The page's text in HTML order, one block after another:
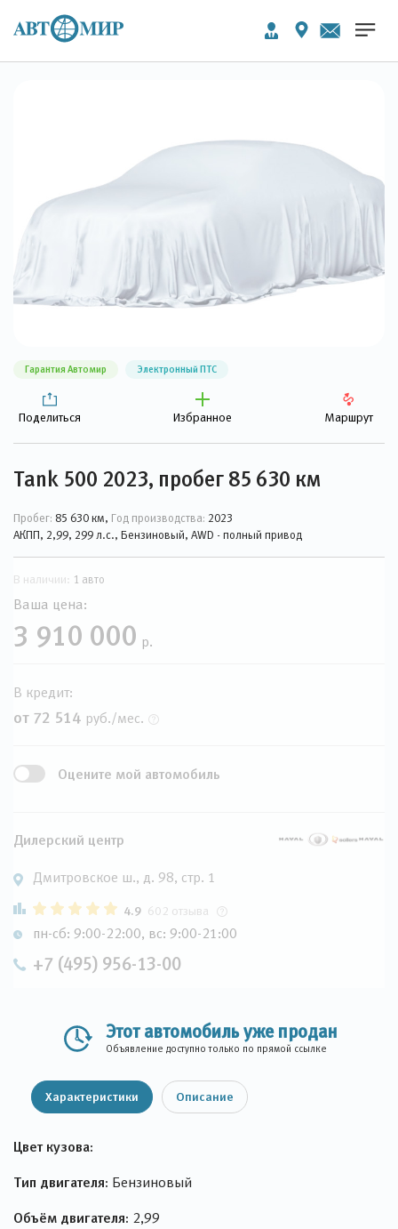
Гарантия Автомир Электронный ПТС
Поделиться Избранное Маршрут
Tank 500 2023, пробег 85 630 км
Пробег: 85 630 км, Год производства: 2023
АКПП, 2,99, 299 л.с., Бензиновый, AWD - полный привод
В наличии: 1 авто
Ваша цена:
3 910 000 р.
В кредит:
от 72 514 руб./мес.
Оцените мой автомобиль
Дилерский центр
Дмитровское ш., д. 98, стр. 1
4.9 602 отзыва
пн-сб: 9:00-22:00, вс: 9:00-21:00
+7 (495) 956-13-00
Этот автомобиль уже продан
Объявление доступно только по прямой ссылке
Характеристики Описание
Цвет кузова:
Тип двигателя: Бензиновый
Объём двигателя: 2,99